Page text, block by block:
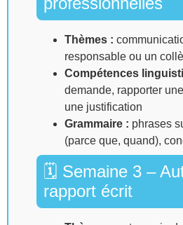
Thèmes :
responsable ou un
Compétences
demande, rapporter
une justification
Grammaire : phrases
(parce que, quand),
🗓 Semaine 3 –
rapport écrit